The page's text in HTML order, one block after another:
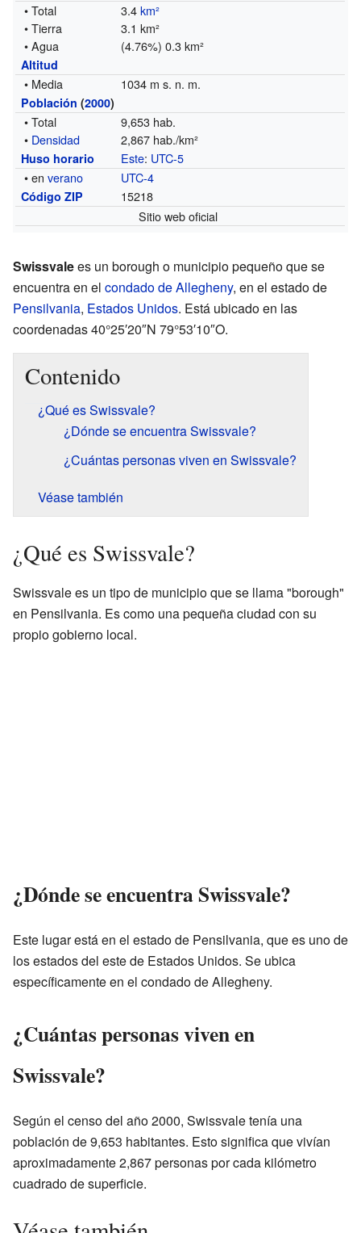
• Total 3.4km²
• Tierra
3.1 km²
• Agua
(4.76%) 0.3 km²
Altitud
• Media 1034 m s. n. m.
Población (2000)
• Total
9,653 hab.
• Densidad 2,867 hab./km²
Huso horario Este: UTC-5
• enverano UTC-4
Código ZIP
15218
Sitio web oficial
Swissvalees un borough o municipio pequeño que se
encuentra en el condado de Allegheny, en el estado de
Pensilvania, Estados Unidos. Está ubicado en las
coordenadas 40°25′20″N 79°53′10″O.
Contenido
¿Qué es Swissvale?
¿Dónde se encuentra Swissvale?
¿Cuántas personas viven en Swissvale?
Véase también
¿Qué es Swissvale?
Swissvale es un tipo de municipio que se llama "borough"
en Pensilvania. Es como una pequeña ciudad con su
propio gobierno local.
¿Dónde se encuentra Swissvale?
Este lugar está en el estado de Pensilvania, que es uno de
los estados del este de Estados Unidos. Se ubica
específicamente en el condado de Allegheny.
¿Cuántas personas viven en
Swissvale?
Según el censo del año 2000, Swissvale tenía una
población de 9,653 habitantes. Esto significa que vivían
aproximadamente 2,867 personas por cada kilómetro
cuadrado de superficie.